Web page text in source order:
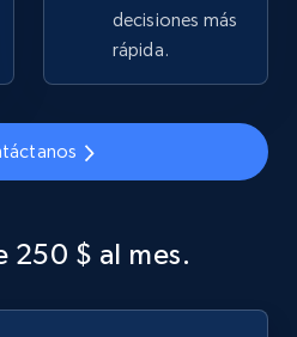
code, Model number,
name, Manufacturer,
products by
decisiones más
rápida.
250 $ al mes.